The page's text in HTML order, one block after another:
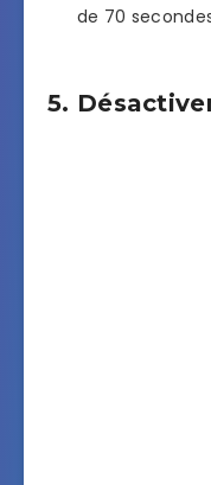
de 70
5.